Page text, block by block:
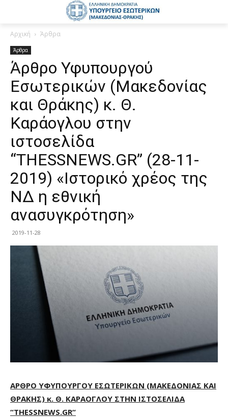
Αρχική Άρθρα
Άρθρα
Άρθρο Υφυπουργού
Εσωτερικών (Μακεδονίας
και Θράκης) κ. Θ.
Καράογλου στην
ιστοσελίδα
“THESSNEWS.GR” (28-11-
2019) «Ιστορικό χρέος της
ΝΔ η εθνική
ανασυγκρότηση»
2019-11-28
ΑΡΘΡΟ ΥΦΥΠΟΥΡΓΟΥ ΕΣΩΤΕΡΙΚΩΝ (ΜΑΚΕΔΟΝΙΑΣ ΚΑΙ
ΘΡΑΚΗΣ) κ. Θ. ΚΑΡΑΟΓΛΟΥ ΣΤΗΝ ΙΣΤΟΣΕΛΙΔΑ
“THESSNEWS.GR“